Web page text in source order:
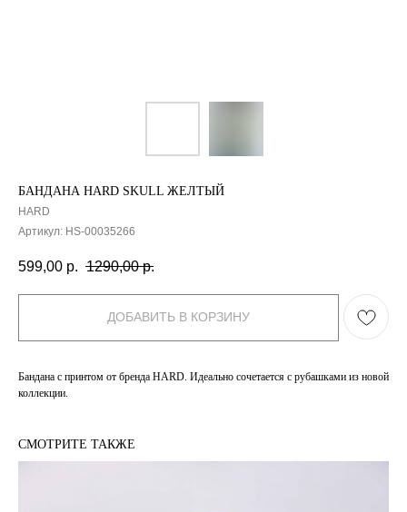
БАНДАНА HARD SKULL ЖЕЛТЫЙ
HARD
Артикул: HS-00035266
599,00 р. 1290,00 р.
ДОБАВИТЬ В КОРЗИНУ
Бандана с принтом от бренда HARD. Идеально сочетается с рубашками из новой
коллекции.
СМОТРИТЕ ТАКЖЕ